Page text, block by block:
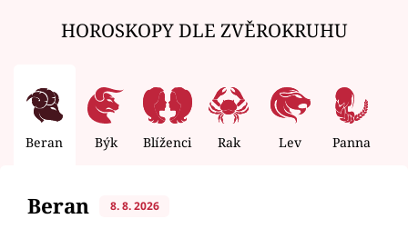
HOROSKOPY DLE ZVĚROKRUHU
Beran Býk Blíženci Rak Lev Panna
Beran 8. 8. 2026